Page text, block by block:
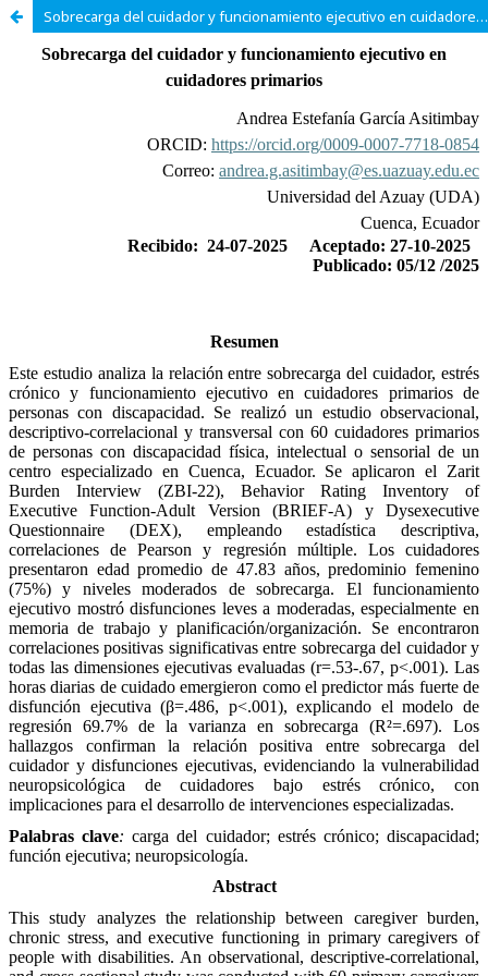
Sobrecarga del cuidador y funcionamiento ejecutivo en cuidadores primarios